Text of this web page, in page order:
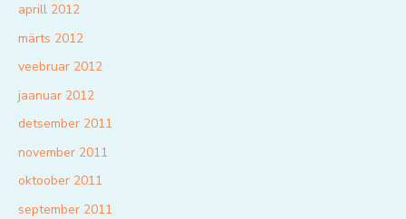
aprill 2012
märts 2012
veebruar 2012
jaanuar 2012
detsember 2011
november 2011
oktoober 2011
september 2011